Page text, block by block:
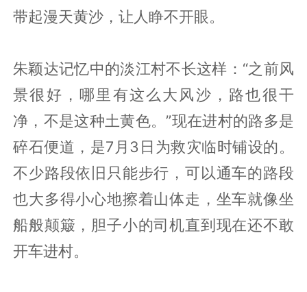
带起漫天黄沙，让人睁不开眼。
朱颖达记忆中的淡江村不长这样：“之前风
景很好，哪里有这么大风沙，路也很干
净，不是这种土黄色。”现在进村的路多是
碎石便道，是7月3日为救灾临时铺设的。
不少路段依旧只能步行，可以通车的路段
也大多得小心地擦着山体走，坐车就像坐
船般颠簸，胆子小的司机直到现在还不敢
开车进村。